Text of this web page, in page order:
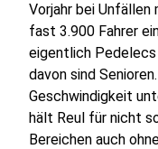
Vorjahr bei
fast 3.900 Fahrer
eigentlich
davon sind
Geschwindigkeit
hält Reul für nicht
Bereichen auch